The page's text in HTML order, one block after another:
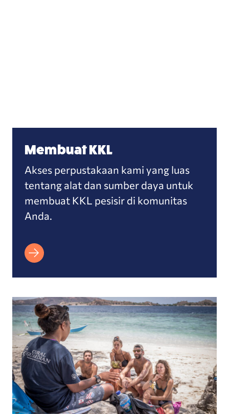
Membuat KKL
Akses perpustakaan kami yang luas
tentang alat dan sumber daya untuk
membuat KKL pesisir di komunitas
Anda.
Mendukung KKL yang sudah ada